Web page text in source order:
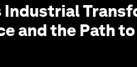
Industrial
and the Path